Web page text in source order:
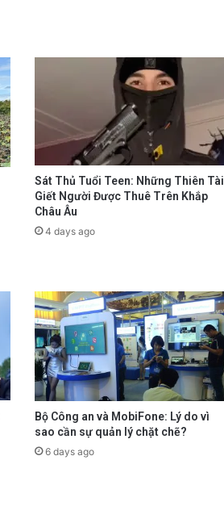
Sát Thủ Tuổi Teen: Những Thiên Tài
Giết Người Được Thuê Trên Khắp
Châu Âu
4 days ago
Bộ Công an và MobiFone: Lý do vì
sao cần sự quản lý chặt chẽ?
6 days ago